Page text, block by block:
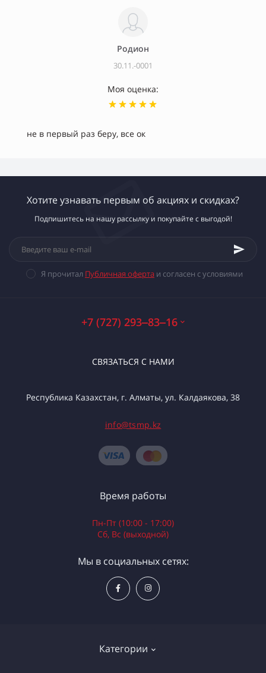
Родион
30.11.-0001
Моя оценка:
не в первый раз беру, все ок
Хотите узнавать первым об акциях и скидках?
Подпишитесь на нашу рассылку и покупайте с выгодой!
Я прочитал Публичная оферта и согласен с условиями
+7 (727) 293‒83‒16
СВЯЗАТЬСЯ С НАМИ
Республика Казахстан, г. Алматы, ул. Калдаякова, 38
info@tsmp.kz
Категории
Время работы
Пн-Пт (10:00 - 17:00)
Сб, Вс (выходной)
Мы в социальных сетях: